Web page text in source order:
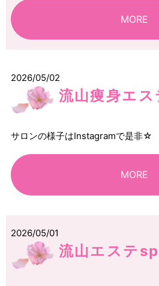
MORE
2026/05/02
流山痩身エ
サロンの様子はInstagramで是非☆
MORE
2026/05/01
流山エステ